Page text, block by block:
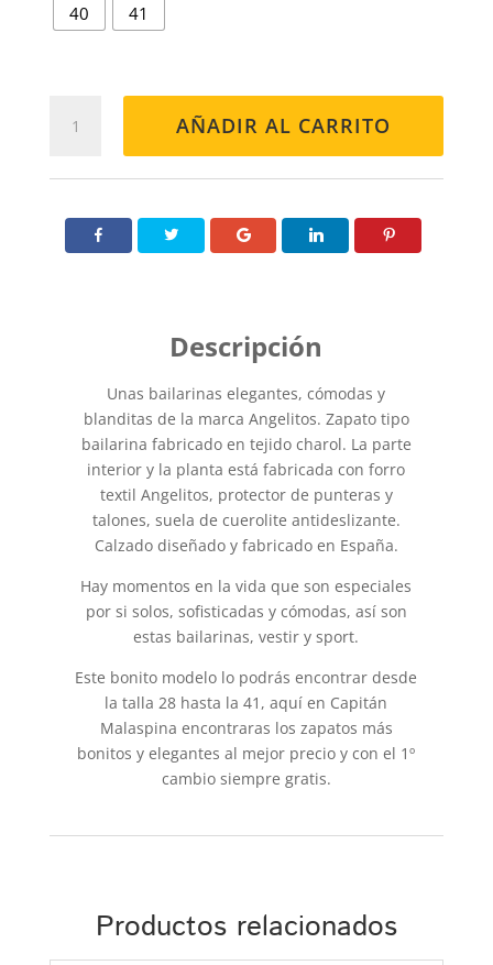
40
41
1565
cantidad
AÑADIR AL CARRITO
Unas bailarinas elegantes, cómodas y
blanditas de la marca Angelitos. Zapato tipo
bailarina fabricado en tejido charol. La parte
interior y la planta está fabricada con forro
textil Angelitos, protector de punteras y
talones, suela de cuerolite antideslizante.
Calzado diseñado y fabricado en España.
Hay momentos en la vida que son especiales
por si solos, sofisticadas y cómodas, así son
estas bailarinas, vestir y sport.
Este bonito modelo lo podrás encontrar desde
la talla 28 hasta la 41, aquí en Capitán
Malaspina encontraras los zapatos más
bonitos y elegantes al mejor precio y con el 1º
cambio siempre gratis.
Productos relacionados